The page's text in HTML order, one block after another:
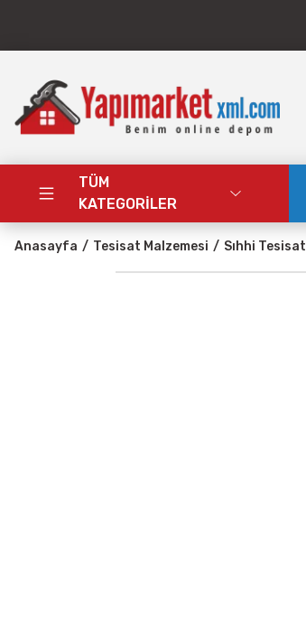
TÜM
KATEGORİLER
Anasayfa Tesisat Malzemesi Sıhhi Tesisat